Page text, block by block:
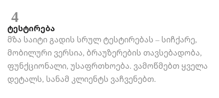
4
ტესტირება
მზა საიტი გადის სრულ ტესტირებას – სიჩქარე,
მობილური ვერსია, ბრაუზერების თავსებადობა,
ფუნქციონალი, უსაფრთხოება. ვამოწმებთ ყველა
დეტალს, სანამ კლიენტს ვაჩვენებთ.